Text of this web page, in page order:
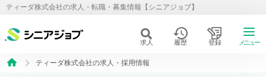
ティーダ株式会社の求人・転職・募集情報【シニアジョブ】
求人 履歴 登録 メニュー
ティーダ株式会社の求人・採用情報